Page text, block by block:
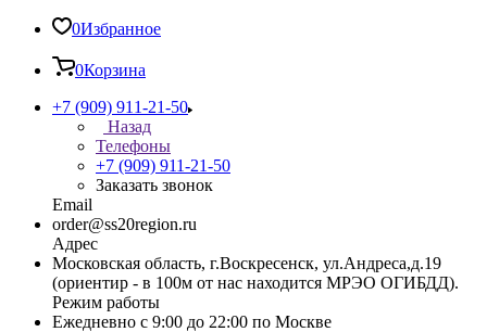
0Избранное
0Корзина
+7 (909) 911-21-50
Назад
Телефоны
+7 (909) 911-21-50
Заказать звонок
Email
order@ss20region.ru
Адрес
Московская область, г.Воскресенск, ул.Андреса,д.19
(ориентир - в 100м от нас находится МРЭО ОГИБДД).
Режим работы
Ежедневно с 9:00 до 22:00 по Москве